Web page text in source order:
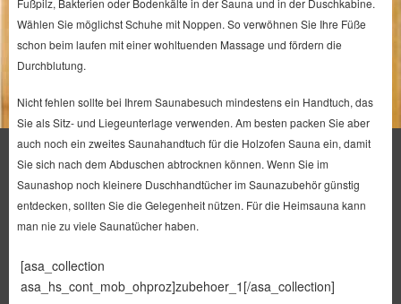
Fußpilz, Bakterien oder Bodenkälte in der Sauna und in der Duschkabine.
Wählen Sie möglichst Schuhe mit Noppen. So verwöhnen Sie Ihre Füße
schon beim laufen mit einer wohltuenden Massage und fördern die
Durchblutung.
Nicht fehlen sollte bei Ihrem Saunabesuch mindestens ein Handtuch, das
Sie als Sitz- und Liegeunterlage verwenden. Am besten packen Sie aber
auch noch ein zweites Saunahandtuch für die Holzofen Sauna ein, damit
Sie sich nach dem Abduschen abtrocknen können. Wenn Sie im
Saunashop noch kleinere Duschhandtücher im Saunazubehör günstig
entdecken, sollten Sie die Gelegenheit nützen. Für die Heimsauna kann
man nie zu viele Saunatücher haben.
[asa_collection
asa_hs_cont_mob_ohproz]zubehoer_1[/asa_collection]